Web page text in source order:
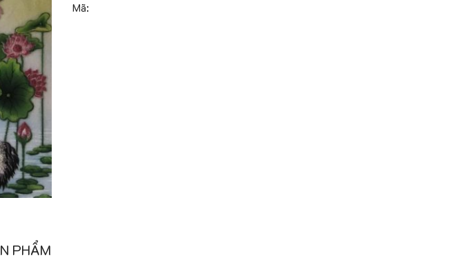
Mã:
PHẨM